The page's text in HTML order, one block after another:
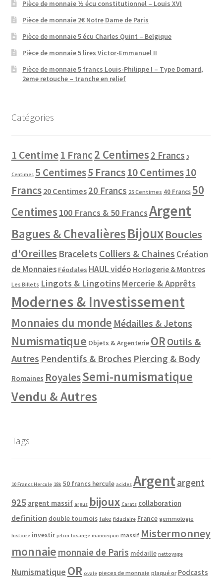
Pièce de monnaie ½ écu constitutionnel – Louis XVI
Pièce de monnaie 2€ Notre Dame de Paris
Pièce de monnaie 5 écu Charles Quint – Belgique
Pièce de monnaie 5 lires Victor-Emmanuel II
Pièce de monnaie 5 francs Louis-Philippe I – Type Domard,
2eme retouche – tranche en relief
Catégories
1 Centime1 Franc2 Centimes 2 Francs 3
Centimes 5 Centimes5 Francs10 Centimes10
Francs 20 Centimes 20 Francs 25 Centimes 40 Francs 50
Centimes 100 Francs & 50 FrancsArgent
Bagues & ChevalièresBijouxBoucles
d'Oreilles Bracelets Colliers & Chaines Création
de Monnaies Féodales HAUL vidéo Horlogerie & Montres
Les Billets Lingots & Lingotins Mercerie & Apprêts
Modernes & Investissement
Monnaies du monde Médailles & Jetons
Numismatique Objets & Argenterie OR Outils &
Autres Pendentifs & Broches Piercing & Body
Romaines RoyalesSemi-numismatique
Vendu & Autres
Tags
10 Francs Hercule 18k 50 francs hercule acides Argentargent
925 argent massif argus bijoux Carats collaboration
definition double tournois fake fiduciaire France gemmologie
histoire investir jeton losange mannequin massif Mistermonney
monnaie monnaie de Paris médaille nettoyage
Numismatique OR ovale pieces de monnaie plaqué or Podcasts